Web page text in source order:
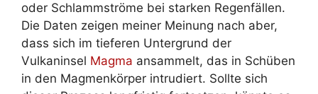
oder Schlammströme bei starken Regenfällen.
Die Daten zeigen meiner Meinung nach aber,
dass sich im tieferen Untergrund der
Vulkaninsel Magma ansammelt, das in Schüben
in den Magmenkörper intrudiert. Sollte sich